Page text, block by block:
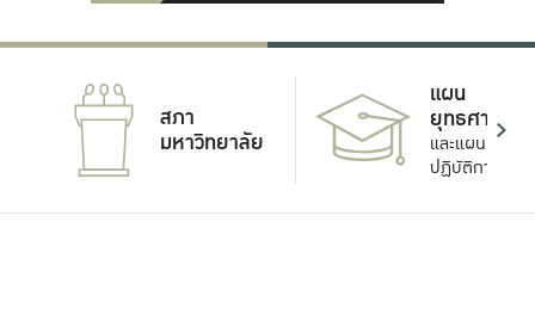
สภา
มหาวิทยาลัย
แผน
ยุทธศาสตร์
และแผน
ปฏิบัติการ